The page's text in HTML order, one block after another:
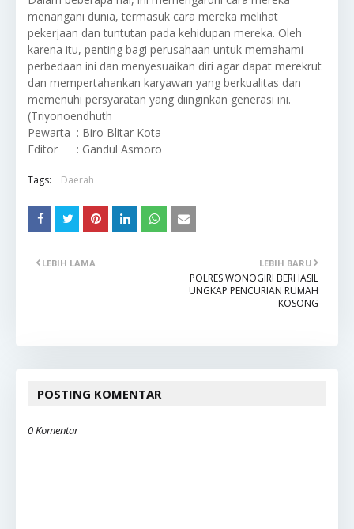
menangani dunia, termasuk cara mereka melihat
pekerjaan dan tuntutan pada kehidupan mereka. Oleh
karena itu, penting bagi perusahaan untuk memahami
perbedaan ini dan menyesuaikan diri agar dapat merekrut
dan mempertahankan karyawan yang berkualitas dan
memenuhi persyaratan yang diinginkan generasi ini.
(Triyonoendhuth
Pewarta : Biro Blitar Kota
Editor : Gandul Asmoro
Tags: Daerah
LEBIH BARU
POLRES WONOGIRI BERHASIL
UNGKAP PENCURIAN RUMAH
KOSONG
LEBIH LAMA
POSTING KOMENTAR
0 Komentar